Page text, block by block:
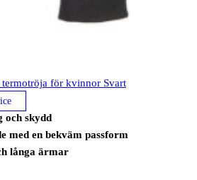
för kvinnor Svart
och skydd
med en bekväm passform
långa ärmar